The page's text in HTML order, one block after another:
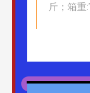
斤；箱重